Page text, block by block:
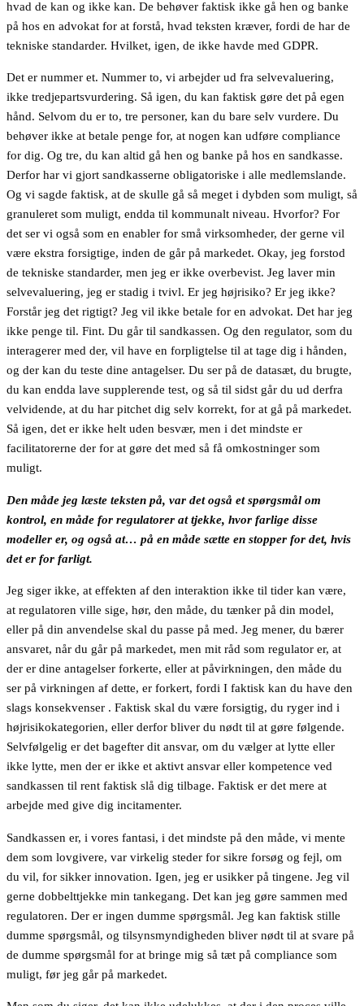
hvad de kan og ikke kan. De behøver faktisk ikke gå hen og banke
på hos en advokat for at forstå, hvad teksten kræver, fordi de har de
tekniske standarder. Hvilket, igen, de ikke havde med GDPR.
Det er nummer et. Nummer to, vi arbejder ud fra selvevaluering,
ikke tredjepartsvurdering. Så igen, du kan faktisk gøre det på egen
hånd. Selvom du er to, tre personer, kan du bare selv vurdere. Du
behøver ikke at betale penge for, at nogen kan udføre compliance
for dig. Og tre, du kan altid gå hen og banke på hos en sandkasse.
Derfor har vi gjort sandkasserne obligatoriske i alle medlemslande.
Og vi sagde faktisk, at de skulle gå så meget i dybden som muligt, så
granuleret som muligt, endda til kommunalt niveau. Hvorfor? For
det ser vi også som en enabler for små virksomheder, der gerne vil
være ekstra forsigtige, inden de går på markedet. Okay, jeg forstod
de tekniske standarder, men jeg er ikke overbevist. Jeg laver min
selvevaluering, jeg er stadig i tvivl. Er jeg højrisiko? Er jeg ikke?
Forstår jeg det rigtigt? Jeg vil ikke betale for en advokat. Det har jeg
ikke penge til. Fint. Du går til sandkassen. Og den regulator, som du
interagerer med der, vil have en forpligtelse til at tage dig i hånden,
og der kan du teste dine antagelser. Du ser på de datasæt, du brugte,
du kan endda lave supplerende test, og så til sidst går du ud derfra
velvidende, at du har pitchet dig selv korrekt, for at gå på markedet.
Så igen, det er ikke helt uden besvær, men i det mindste er
facilitatorerne der for at gøre det med så få omkostninger som
muligt.
Den måde jeg læste teksten på, var det også et spørgsmål om
kontrol, en måde for regulatorer at tjekke, hvor farlige disse
modeller er, og også at… på en måde sætte en stopper for det, hvis
det er for farligt.
Jeg siger ikke, at effekten af den interaktion ikke til tider kan være,
at regulatoren ville sige, hør, den måde, du tænker på din model,
eller på din anvendelse skal du passe på med. Jeg mener, du bærer
ansvaret, når du går på markedet, men mit råd som regulator er, at
der er dine antagelser forkerte, eller at påvirkningen, den måde du
ser på virkningen af dette, er forkert, fordi I faktisk kan du have den
slags konsekvenser . Faktisk skal du være forsigtig, du ryger ind i
højrisikokategorien, eller derfor bliver du nødt til at gøre følgende.
Selvfølgelig er det bagefter dit ansvar, om du vælger at lytte eller
ikke lytte, men der er ikke et aktivt ansvar eller kompetence ved
sandkassen til rent faktisk slå dig tilbage. Faktisk er det mere at
arbejde med give dig incitamenter.
Sandkassen er, i vores fantasi, i det mindste på den måde, vi mente
dem som lovgivere, var virkelig steder for sikre forsøg og fejl, om
du vil, for sikker innovation. Igen, jeg er usikker på tingene. Jeg vil
gerne dobbelttjekke min tankegang. Det kan jeg gøre sammen med
regulatoren. Der er ingen dumme spørgsmål. Jeg kan faktisk stille
dumme spørgsmål, og tilsynsmyndigheden bliver nødt til at svare på
de dumme spørgsmål for at bringe mig så tæt på compliance som
muligt, før jeg går på markedet.